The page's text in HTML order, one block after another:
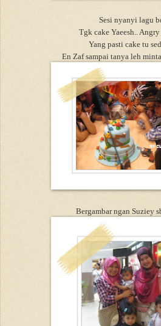
Sesi nyanyi lagu
Tgk cake Yaeesh.. Angry
Yang pasti cake tu
En Zaf sampai tanya leh
Bergambar ngan Suziey